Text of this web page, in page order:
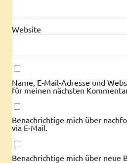
Website
Name, E-Mail-Adresse und
für meinen nächsten
Benachrichtige mich über
via E-Mail.
Benachrichtige mich über neue